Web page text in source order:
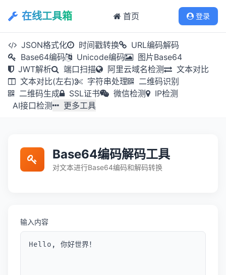
在线工具箱 首页 登录
JSON格式化 时间戳转换
URL编码解码
Base64编码
Unicode编码
图片Base64
JWT解析
端口扫描 阿里云域名检测
文本对比
文本对比(左右)
字符串处理
二维码识别
二维码生成
SSL证书 微信检测
IP检测
AI接口检测
更多工具
Base64编码解码工具
对文本进行Base64编码和解码转换
输入内容